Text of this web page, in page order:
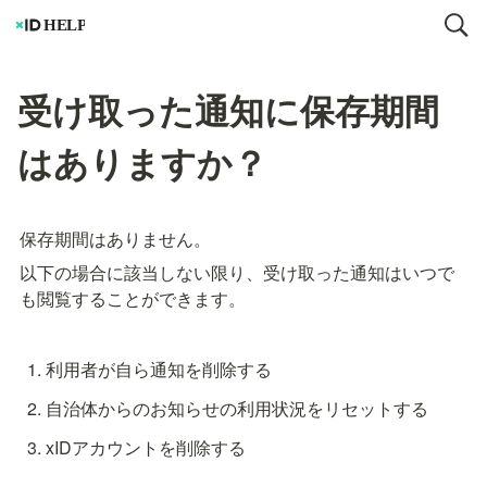
受け取った通知に保存期間
はありますか？
保存期間はありません。
以下の場合に該当しない限り、受け取った通知はいつで
も閲覧することができます。
利用者が自ら通知を削除する
自治体からのお知らせの利用状況をリセットする
xIDアカウントを削除する